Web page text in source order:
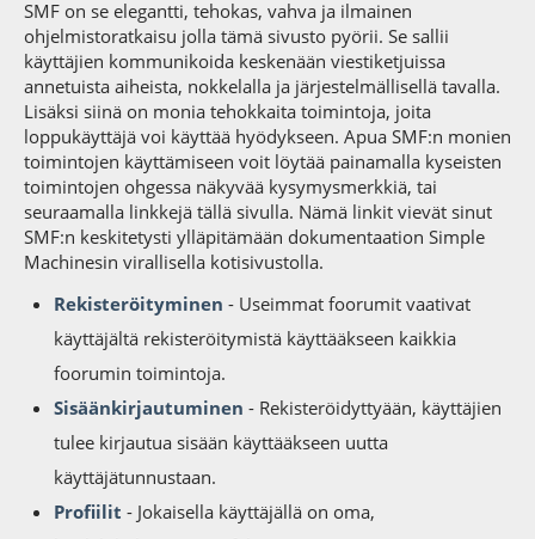
SMF on se elegantti, tehokas, vahva ja ilmainen
ohjelmistoratkaisu jolla tämä sivusto pyörii. Se sallii
käyttäjien kommunikoida keskenään viestiketjuissa
annetuista aiheista, nokkelalla ja järjestelmällisellä tavalla.
Lisäksi siinä on monia tehokkaita toimintoja, joita
loppukäyttäjä voi käyttää hyödykseen. Apua SMF:n monien
toimintojen käyttämiseen voit löytää painamalla kyseisten
toimintojen ohgessa näkyvää kysymysmerkkiä, tai
seuraamalla linkkejä tällä sivulla. Nämä linkit vievät sinut
SMF:n keskitetysti ylläpitämään dokumentaation Simple
Machinesin virallisella kotisivustolla.
Rekisteröityminen - Useimmat foorumit vaativat
käyttäjältä rekisteröitymistä käyttääkseen kaikkia
foorumin toimintoja.
Sisäänkirjautuminen - Rekisteröidyttyään, käyttäjien
tulee kirjautua sisään käyttääkseen uutta
käyttäjätunnustaan.
Profiilit - Jokaisella käyttäjällä on oma,